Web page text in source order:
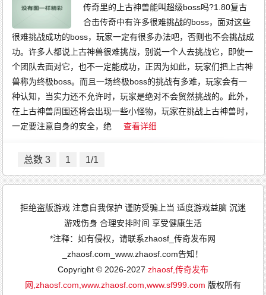
传奇里的上古神兽能叫超级boss吗?1.80复古
合击传奇中有许多很难挑战的boss，面对这些
很难挑战成功的boss，玩家一定有很多办法吧，否则也不会挑战成
功。许多人都说上古神兽很难挑战，别说一个人去挑战它，即使一
个团队去面对它，也不一定能成功，正因为如此，玩家们把上古神
兽称为终极boss。而且一场终极boss的挑战有多难，玩家会有一
种认知，当实力还不允许时，玩家是绝对不会贸然挑战的。此外，
在上古神兽周围还将会出现一些小怪物，玩家在挑战上古神兽时，
一定要注意自身的安全，绝
查看详细
总数 3 1 1/1
拒绝盗版游戏 注意自我保护 谨防受骗上当 适度游戏益脑 沉迷
游戏伤身 合理安排时间 享受健康生活
*注释：如有侵权，请联系zhaosf_传奇发布网
_zhaosf.com_www.zhaosf.com告知！
Copyright © 2026-2027 zhaosf,传奇发布
网,zhaosf.com,www.zhaosf.com,www.sf999.com 版权所有